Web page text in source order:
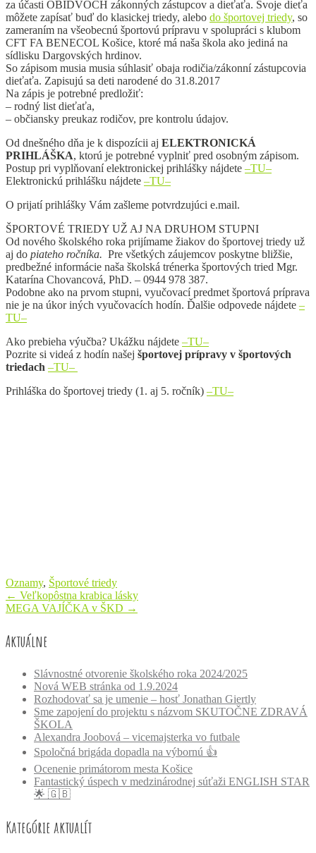
za účasti OBIDVOCH zákonných zástupcov a dieťaťa. Svoje dieťa
môžete zapísať buď do klasickej triedy, alebo do športovej triedy, so
zameraním na všeobecnú športovú prípravu v spolupráci s klubom
CFT FA BENECOL Košice, ktoré má naša škola ako jediná na
sídlisku Dargovských hrdinov.
So zápisom musia musia súhlasiť obaja rodičia/zákonní zástupcovia
dieťaťa. Zapisujú sa deti narodené do 31.8.2017
Na zápis je potrebné predložiť:
– rodný list dieťaťa,
– občiansky preukaz rodičov, pre kontrolu údajov.
Od dnešného dňa je k dispozícii aj ELEKTRONICKÁ
PRIHLÁŠKA, ktorú je potrebné vyplniť pred osobným zápisom.
Postup pri vyplňovaní elektronickej prihlášky nájdete –TU–
Elektronickú prihlášku nájdete –TU–
O prijatí prihlášky Vám zašleme potvrdzujúci e.mail.
ŠPORTOVÉ TRIEDY UŽ AJ NA DRUHOM STUPNI
Od nového školského roka prijímame žiakov do športovej triedy už
aj do piateho ročníka. Pre všetkých záujemcov poskytne bližšie,
predbežné informácie naša školská trénerka športových tried Mgr.
Katarína Chovancová, PhD. – 0944 978 387.
Podobne ako na prvom stupni, vyučovací predmet športová príprava
nie je na úkor iných vyučovacích hodín. Ďalšie odpovede nájdete –
TU–
Ako prebieha výučba? Ukážku nájdete –TU–
Pozrite si videá z hodín našej športovej prípravy v športových
triedach –TU–
Prihláška do športovej triedy (1. aj 5. ročník) –TU–
Oznamy, Športové triedy
Post
navigation
← Veľkopôstna krabica lásky
MEGA VAJÍČKA v ŠKD →
Aktuálne
Slávnostné otvorenie školského roka 2024/2025
Nová WEB stránka od 1.9.2024
Rozhodovať sa je umenie – hosť Jonathan Giertly
Sme zapojení do projektu s názvom SKUTOČNE ZDRAVÁ
ŠKOLA
Alexandra Joobová – vicemajsterka vo futbale
Spoločná brigáda dopadla na výbornú 👍
Ocenenie primátorom mesta Košice
Fantastický úspech v medzinárodnej súťaži ENGLISH STAR
🌟 🇬🇧
Kategórie aktualít